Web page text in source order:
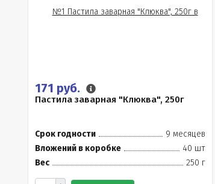
171 руб.
Пастила заварная "Клюква", 250г
Срок годности
9 месяцев
Вложений в коробке
40 шт
Вес
250 г